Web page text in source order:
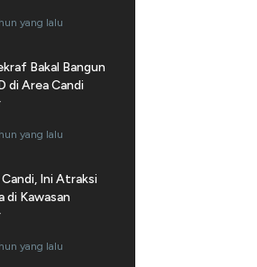
yang lalu
Bakal Bangun
di Area Candi
yang lalu
Ini Atraksi
di Kawasan
yang lalu